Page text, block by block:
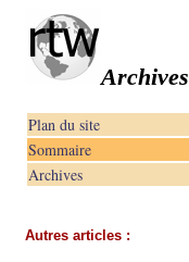
Archives
Plan du site
Sommaire
Archives
Autres articles :